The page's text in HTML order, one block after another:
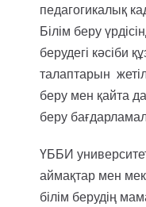
педагогикалық
Білім беру
берудегі кәсіби
талаптарын
беру мен қайта
беру
ҮББИ
аймақтар мен
білім берудің